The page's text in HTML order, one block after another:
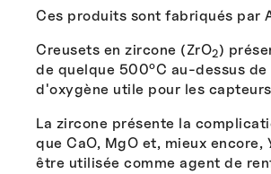
Ces produits sont fabriqués par
Creusets en zircone (ZrO2)
de quelque 500oC au-dessus
d'oxygène utile pour les
La zircone présente la
que CaO, MgO et, mieux encore,
être utilisée comme agent de